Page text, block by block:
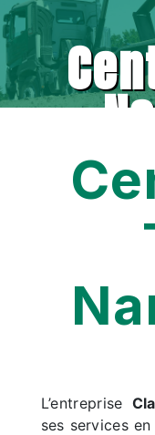
L’entreprise
ses services